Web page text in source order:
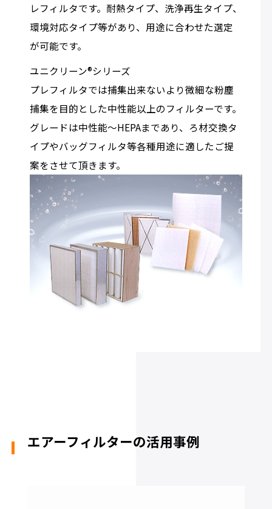
レフィルタです。耐熱タイプ、洗浄再生タイプ、
環境対応タイプ等があり、用途に合わせた選定
が可能です。
ユニクリーン®シリーズ
プレフィルタでは捕集出来ないより微細な粉塵
捕集を目的とした中性能以上のフィルターです。
グレードは中性能～HEPAまであり、ろ材交換タ
イプやバッグフィルタ等各種用途に適したご提
案をさせて頂きます。
エアーフィルターの活用事例